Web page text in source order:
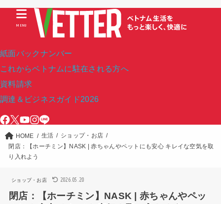
紙面バックナンバー
これからベトナムに駐在される方へ
資料請求
調達＆ビジネスガイド2026
MENU
HOME 生活
ショップ・お店
閉店：【ホーチミン】NASK | 赤ちゃんやペットにも安心 キレイな空気を取
り入れよう
ショップ・お店 2026.05.20
閉店：【ホーチミン】NASK | 赤ちゃんやペッ